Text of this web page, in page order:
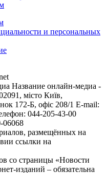
и персональных
Название онлайн-медиа -
місто Київ,
172-Б, офіс 208/1 E-mail:
044-205-43-00
06068
размещённых на
ссылки на
со страницы «Новости
изданий – обязательна